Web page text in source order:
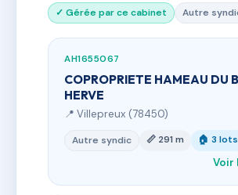
✓ Gérée par ce cabinet Autre
AH1655067
COPROPRIETE HAMEAU DU
HERVE
📍 Villepreux (78450)
Autre syndic 📏 291 m 🏠 3 lots
Voir